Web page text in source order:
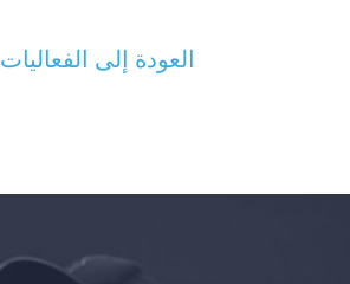
تبرع
العودة إلى الفعاليات